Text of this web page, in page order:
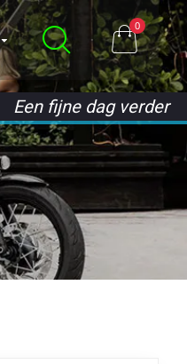
0
Een fijne dag verder